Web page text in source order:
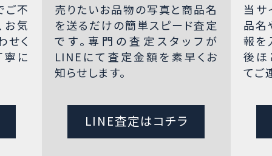
ご不
お気
せく
寧に
売りたいお品物の写真と商品名
を送るだけの簡単スピード査定
です。専門の査定スタッフが
LINEにて査定金額を素早くお
知らせします。
LINE査定はコチラ
当サ
品名
報を
後ほ
てご